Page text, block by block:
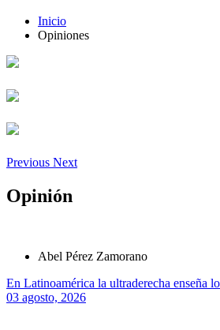
Inicio
Opiniones
Previous Next
Opinión
Abel Pérez Zamorano
En Latinoamérica la ultraderecha enseña
03 agosto, 2026